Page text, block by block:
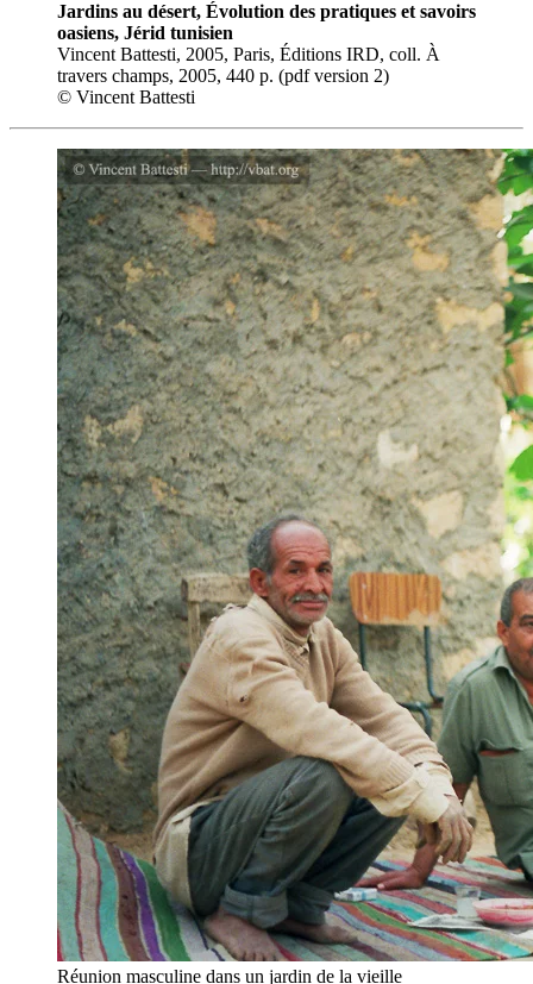
Jardins au désert, Évolution des pratiques et savoirs
oasiens, Jérid tunisien
Vincent Battesti, 2005, Paris, Éditions IRD, coll. À
travers champs, 2005, 440 p. (pdf version 2)
© Vincent Battesti
Réunion masculine dans un jardin de la vieille